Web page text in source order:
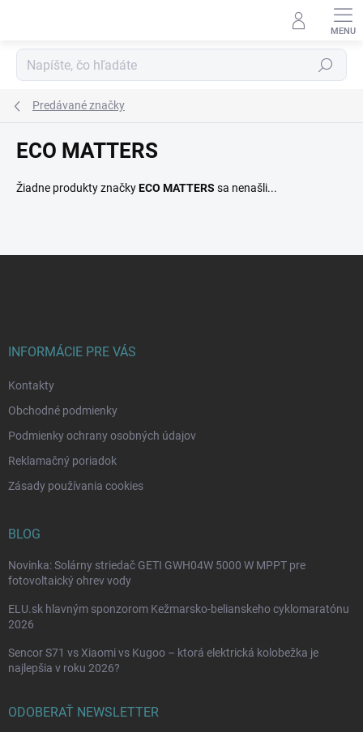
Hľadať
Predávané značky
ECO MATTERS
Žiadne produkty značkyECO MATTERS sa nenašli...
INFORMÁCIE PRE VÁS
Kontakty
Obchodné podmienky
Podmienky ochrany osobných údajov
Reklamačný poriadok
Zásady používania cookies
BLOG
Novinka: Solárny striedač GETI GWH04W 5000 W MPPT pre
fotovoltaický ohrev vody
ELU.sk hlavným sponzorom Kežmarsko-belianskeho cyklomaratónu
2026
Sencor S71 vs Xiaomi vs Kugoo – ktorá elektrická kolobežka je
najlepšia v roku 2026?
ODOBERAŤ NEWSLETTER